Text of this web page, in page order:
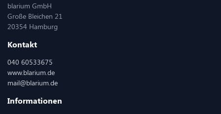
blarium GmbH
Große Bleichen 21
20354 Hamburg
Kontakt
040 60533675
www.blarium.de
mail@blarium.de
Informationen